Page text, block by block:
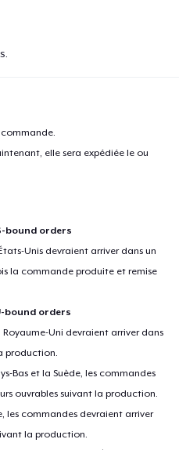
commande.
elle sera expédiée le ou
bound orders
Unis devraient arriver dans un
la commande produite et remise
bound orders
Uni devraient arriver dans
production.
Bas et la Suède, les commandes
ouvrables suivant la production.
les commandes devraient arriver
la production.
Tee